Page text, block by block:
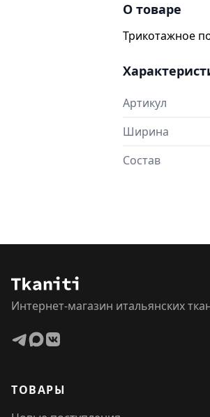
О товаре
Трикотажное
Артикул
Ширина
Состав
Интернет-магазин итальянских
ТОВАРЫ